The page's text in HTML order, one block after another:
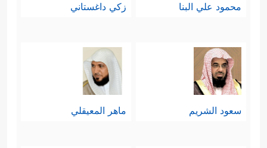
محمود علي البنا زكي داغستاني
سعود الشريم ماهر المعيقلي